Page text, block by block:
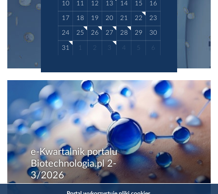
10 11 12 13 14 15 16
17 18 19 20 21 22 23
24 25 26 27 28 29 30
31 1 2 3 4 5 6
e-Kwartalnik portalu
Biotechnologia.pl 2-
3/2026